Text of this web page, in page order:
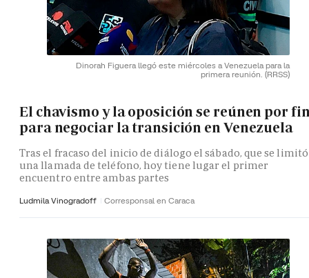
Dinorah Figuera llegó este miércoles a Venezuela para la
primera reunión. (RRSS)
El chavismo y la oposición se reúnen por
para negociar la transición en Venezuela
Tras el fracaso del inicio de diálogo el sábado, que se
una llamada de teléfono, hoy tiene lugar el primer
encuentro entre ambas partes
Ludmila Vinogradoff Corresponsal en Caraca